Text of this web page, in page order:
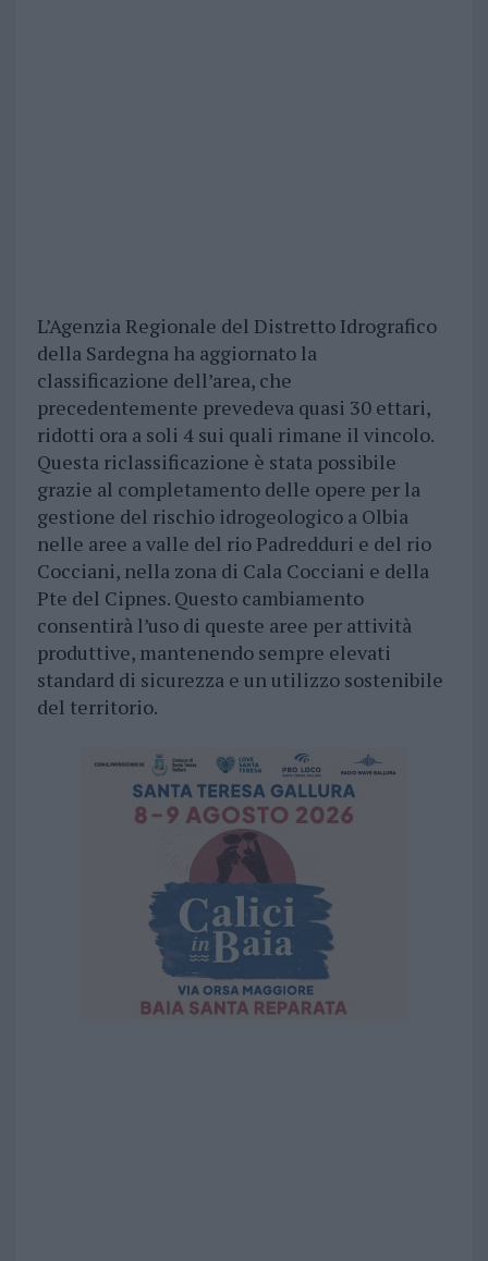
L’Agenzia Regionale del Distretto Idrografico
della Sardegna ha aggiornato la
classificazione dell’area, che
precedentemente prevedeva quasi 30 ettari,
ridotti ora a soli 4 sui quali rimane il vincolo.
Questa riclassificazione è stata possibile
grazie al completamento delle opere per la
gestione del rischio idrogeologico a Olbia
nelle aree a valle del rio Padredduri e del rio
Cocciani, nella zona di Cala Cocciani e della
Pte del Cipnes. Questo cambiamento
consentirà l’uso di queste aree per attività
produttive, mantenendo sempre elevati
standard di sicurezza e un utilizzo sostenibile
del territorio.